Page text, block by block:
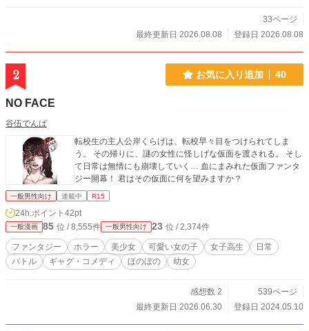
33ページ
最終更新日 2026.08.08
登録日 2026.08.08
2 お気に入り追加 40
NO FACE
谷伍でんぱ
転校生の主人公岸くらげは、転校早々目をつけられてしま
う。 その帰りに、謎の女性に怪しげな仮面を渡される。 そし
て日常は無情にも崩壊していく… 血にまみれた仮面ファンタ
ジー開幕！ 君はその仮面に何を望みますか？
一般男性向け 連載中 R15
24h.ポイント 42pt
一般漫画 85 位 / 8,555件 一般男性向け 23 位 / 2,374件
ファンタジー ホラー 美少女 可愛い女の子 女子高生
日常
バトル
ギャグ・コメディ ほのぼの 幼女
感想数 2
539ページ
最終更新日 2026.06.30
登録日 2024.05.10